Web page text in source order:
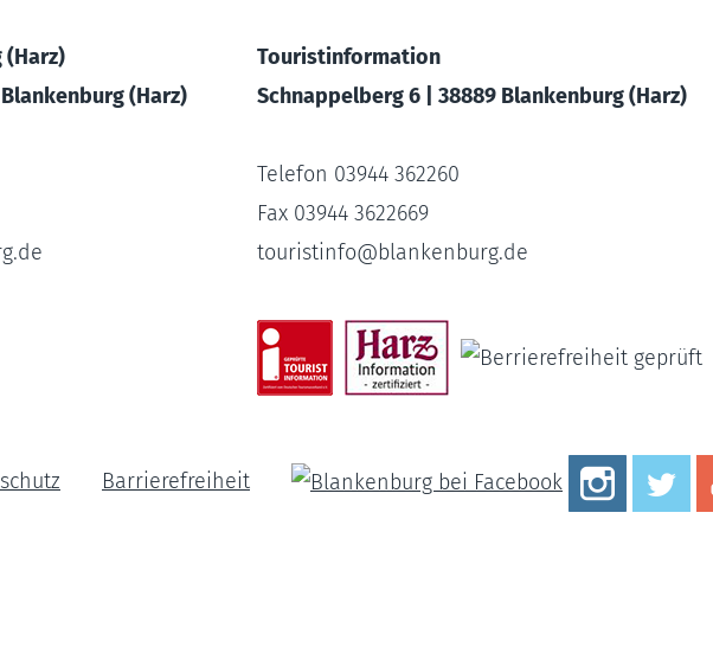
(Harz)
Touristinformation
Schnappelberg 6 | 38889 Blankenburg (Harz)
Telefon 03944 362260
Fax 03944 3622669
touristinfo@blankenburg.de
Barrierefreiheit